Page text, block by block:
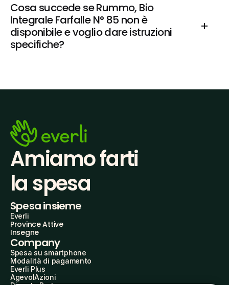
Cosa succede se Rummo, Bio
Integrale Farfalle N° 85 non è
disponibile e voglio dare istruzioni
specifiche?
Amiamo farti
la spesa
Spesa insieme
Everli
Province Attive
Insegne
Company
Spesa su smartphone
Modalità di pagamento
Everli Plus
AgevolAzioni